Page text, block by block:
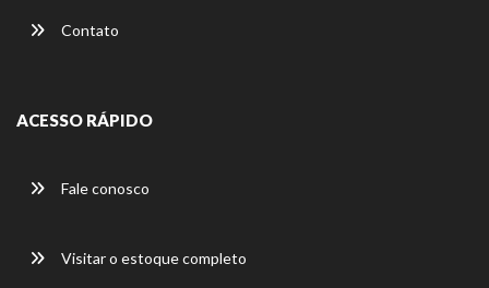
Contato
ACESSO RÁPIDO
Fale conosco
Visitar o estoque completo